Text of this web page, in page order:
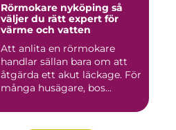
Rörmokare nyköping så
väljer du rätt expert för
värme och vatten
Att anlita en rörmokare
handlar sällan bara om att
åtgärda ett akut läckage. För
många husägare, bos...